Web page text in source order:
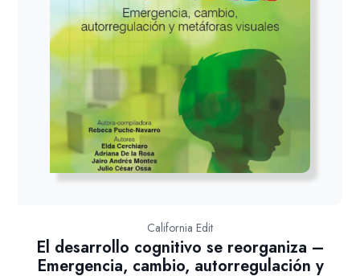
California Edit
El desarrollo cognitivo se reorganiza –
Emergencia, cambio, autorregulación y